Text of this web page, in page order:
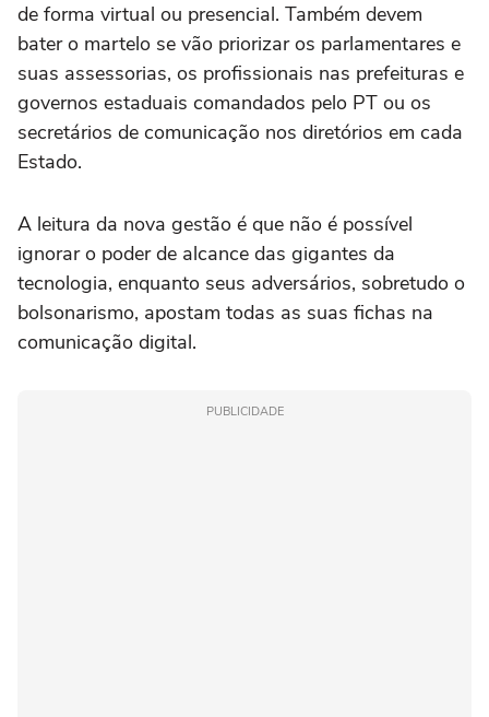
de forma virtual ou presencial. Também devem
bater o martelo se vão priorizar os parlamentares e
suas assessorias, os profissionais nas prefeituras e
governos estaduais comandados pelo PT ou os
secretários de comunicação nos diretórios em cada
Estado.
A leitura da nova gestão é que não é possível
ignorar o poder de alcance das gigantes da
tecnologia, enquanto seus adversários, sobretudo o
bolsonarismo, apostam todas as suas fichas na
comunicação digital.
PUBLICIDADE